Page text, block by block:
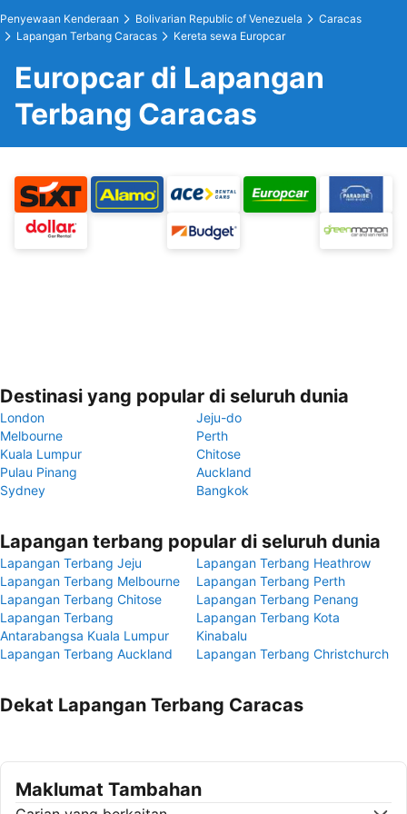
Penyewaan Kenderaan Bolivarian Republic of Venezuela
Caracas
Lapangan Terbang Caracas
Kereta sewa Europcar
Europcar di Lapangan
Terbang Caracas
Destinasi yang popular di seluruh dunia
London
Jeju-do
Melbourne
Perth
Kuala Lumpur
Chitose
Pulau Pinang
Auckland
Sydney
Bangkok
Lapangan terbang popular di seluruh dunia
Lapangan Terbang Jeju
Lapangan Terbang Heathrow
Lapangan Terbang Melbourne
Lapangan Terbang Perth
Lapangan Terbang Chitose
Lapangan Terbang Penang
Lapangan Terbang
Antarabangsa Kuala Lumpur
Lapangan Terbang Kota
Kinabalu
Lapangan Terbang Auckland
Lapangan Terbang Christchurch
Dekat Lapangan Terbang Caracas
Maklumat Tambahan